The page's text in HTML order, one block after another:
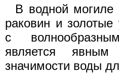
В водной могиле
раковин и
с
является явным
значимости воды